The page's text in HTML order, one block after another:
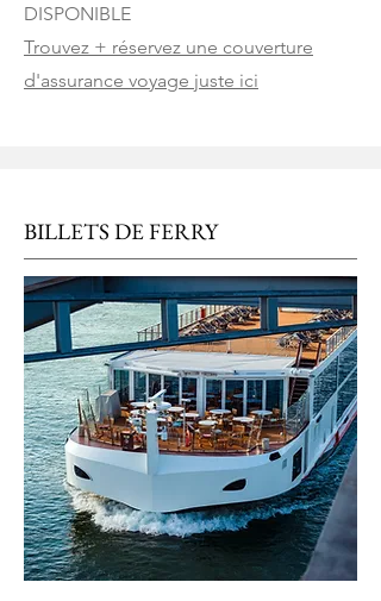
DISPONIBLE
Trouvez + réservez une couverture
d'assurance voyage juste ici
BILLETS DE FERRY